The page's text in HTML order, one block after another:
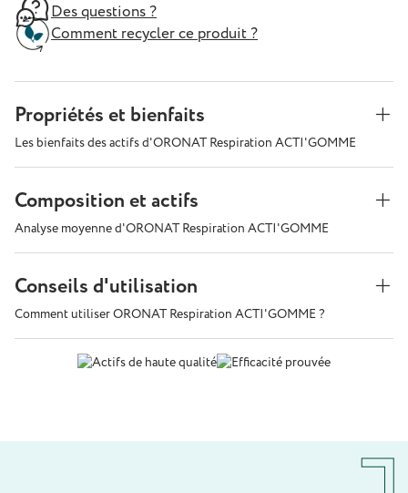
Des questions ?
Comment recycler ce produit ?
Propriétés et bienfaits
Les bienfaits des actifs d'ORONAT Respiration ACTI'GOMME
Composition et actifs
Analyse moyenne d'ORONAT Respiration ACTI'GOMME
Conseils d'utilisation
Comment utiliser ORONAT Respiration ACTI'GOMME ?